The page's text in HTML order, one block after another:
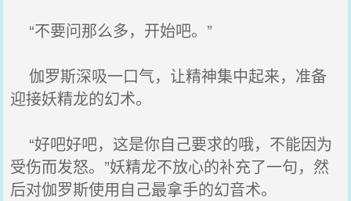
“不要问那么多，开始吧。”
伽罗斯深吸一口气，让精神集中起来，准备
迎接妖精龙的幻术。
“好吧好吧，这是你自己要求的哦，不能因为
受伤而发怒。”妖精龙不放心的补充了一句，然
后对伽罗斯使用自己最拿手的幻音术。